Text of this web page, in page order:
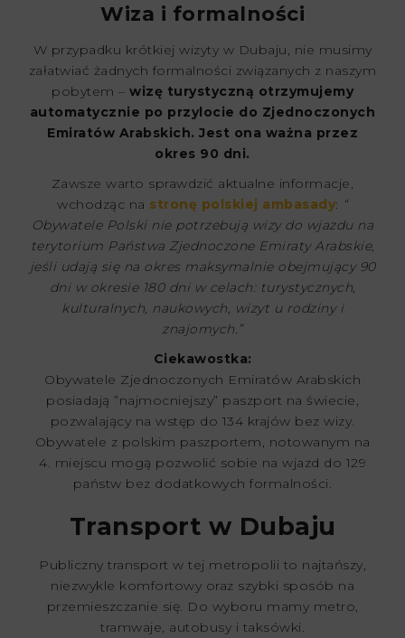
Wiza i formalności
W przypadku krótkiej wizyty w Dubaju, nie musimy
załatwiać żadnych formalności związanych z naszym
pobytem – wizę turystyczną otrzymujemy
automatycznie po przylocie do Zjednoczonych
Emiratów Arabskich. Jest ona ważna przez
okres 90 dni.
Zawsze warto sprawdzić aktualne informacje,
wchodząc na stronę polskiej ambasady: “​​
Obywatele Polski nie potrzebują wizy do wjazdu na
terytorium Państwa Zjednoczone Emiraty Arabskie,
jeśli udają się na okres maksymalnie obejmujący 90
dni w okresie 180 dni w celach: turystycznych,
kulturalnych, naukowych, wizyt u rodziny i
znajomych.”
Ciekawostka:
Obywatele Zjednoczonych Emiratów Arabskich
posiadają ”najmocniejszy” paszport na świecie,
pozwalający na wstęp do 134 krajów bez wizy.
Obywatele z polskim paszportem, notowanym na
4. miejscu mogą pozwolić sobie na wjazd do 129
państw bez dodatkowych formalności.
Transport w Dubaju
Publiczny transport w tej metropolii to najtańszy,
niezwykle komfortowy oraz szybki sposób na
przemieszczanie się. Do wyboru mamy metro,
tramwaje, autobusy i taksówki.